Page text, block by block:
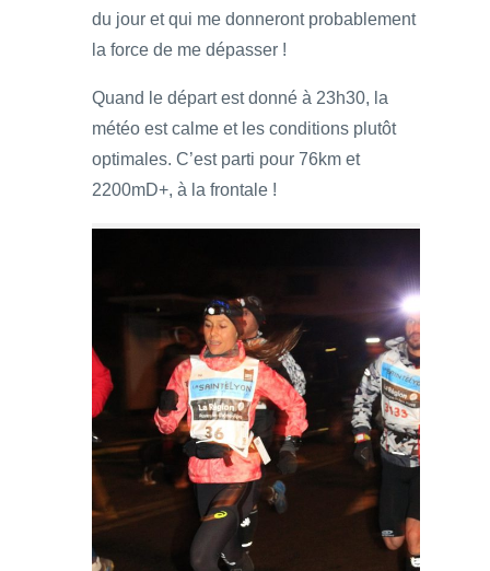
du jour et qui me donneront probablement
la force de me dépasser !
Quand le départ est donné à 23h30, la
météo est calme et les conditions plutôt
optimales. C’est parti pour 76km et
2200mD+, à la frontale !